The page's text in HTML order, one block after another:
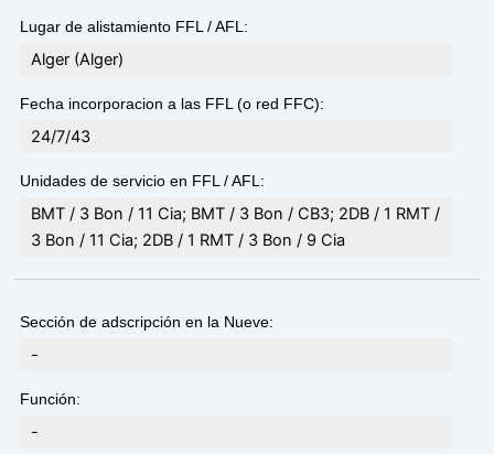
Lugar de alistamiento FFL / AFL:
Alger (Alger)
Fecha incorporacion a las FFL (o red FFC):
24/7/43
Unidades de servicio en FFL / AFL:
BMT / 3 Bon / 11 Cia; BMT / 3 Bon / CB3; 2DB / 1 RMT /
3 Bon / 11 Cia; 2DB / 1 RMT / 3 Bon / 9 Cia
Sección de adscripción en la Nueve:
-
Función:
-